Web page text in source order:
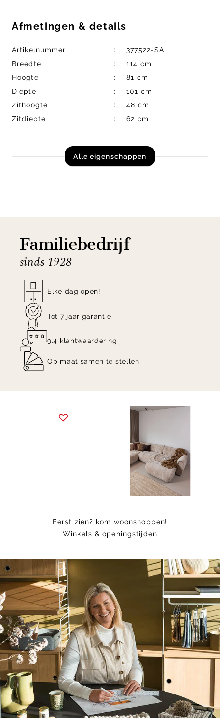
Afmetingen & details
Artikelnummer
377522-SA
Breedte
114 cm
Hoogte
81 cm
Diepte
101 cm
Zithoogte
48 cm
Zitdiepte
62 cm
Alle eigenschappen
Familiebedrijf
sinds 1928
Elke dag open!
Tot 7 jaar garantie
9.4 klantwaardering
Op maat samen te stellen
Eerst zien? kom woonshoppen!
Winkels & openingstijden